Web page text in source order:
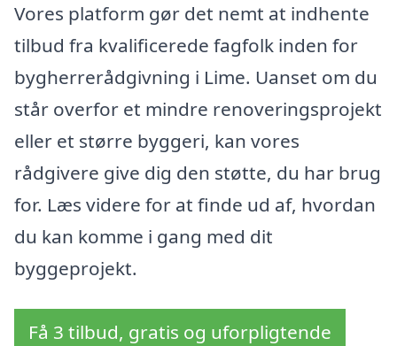
Vores platform gør det nemt at indhente
tilbud fra kvalificerede fagfolk inden for
bygherrerådgivning i Lime. Uanset om du
står overfor et mindre renoveringsprojekt
eller et større byggeri, kan vores
rådgivere give dig den støtte, du har brug
for. Læs videre for at finde ud af, hvordan
du kan komme i gang med dit
byggeprojekt.
Få 3 tilbud, gratis og uforpligtende